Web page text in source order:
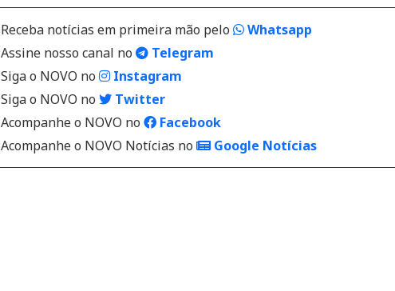
Receba notícias em primeira mão pelo
Whatsapp
Assine nosso canal no
Telegram
Siga o NOVO no
Instagram
Siga o NOVO no
Twitter
Acompanhe o NOVO no
Facebook
Acompanhe o NOVO Notícias no
Google Notícias